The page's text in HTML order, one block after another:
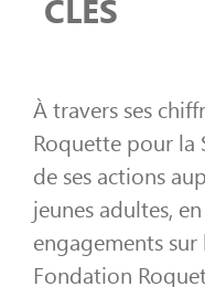
CLÉS
À travers ses
Roquette pour la
de ses actions
jeunes adultes,
engagements sur
Fondation